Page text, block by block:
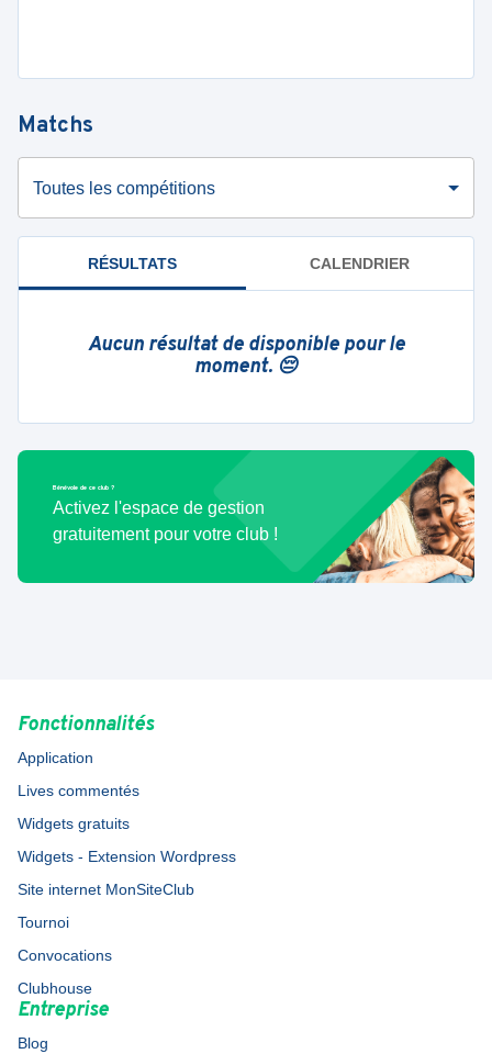
Matchs
Toutes les compétitions
RÉSULTATS CALENDRIER
Aucun résultat de disponible pour le
moment. 😔
Bénévole de ce club ?
Activez l'espace de gestion
gratuitement pour votre club !
Fonctionnalités
Application
Lives commentés
Widgets gratuits
Widgets - Extension Wordpress
Site internet MonSiteClub
Tournoi
Convocations
Clubhouse
Entreprise
Blog